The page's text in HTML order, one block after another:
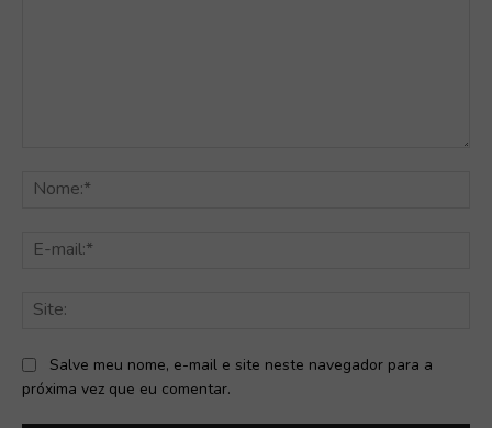
Salve meu nome, e-mail e site neste navegador para a
próxima vez que eu comentar.